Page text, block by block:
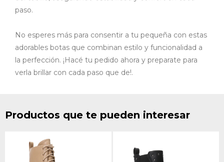
paso.
No esperes más para consentir a tu pequeña con estas
adorables botas que combinan estilo y funcionalidad a
la perfección. ¡Hacé tu pedido ahora y preparate para
verla brillar con cada paso que de!.
Productos que te pueden interesar